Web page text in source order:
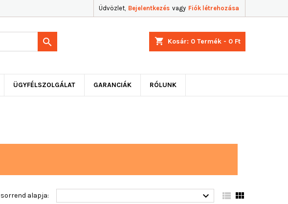
Üdvözlet, Bejelentkezés vagy Fiók létrehozása
shopping_cart Kosár: 0 Termék - 0 Ft

ÜGYFÉLSZOLGÁLAT GARANCIÁK RÓLUNK
sorrend alapja:   